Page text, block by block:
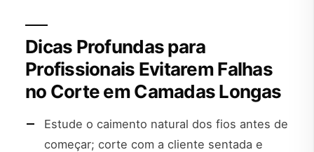
Dicas Profundas para
Profissionais Evitarem Falhas
no Corte em Camadas Longas
Estude o caimento natural dos fios antes de
começar; corte com a cliente sentada e